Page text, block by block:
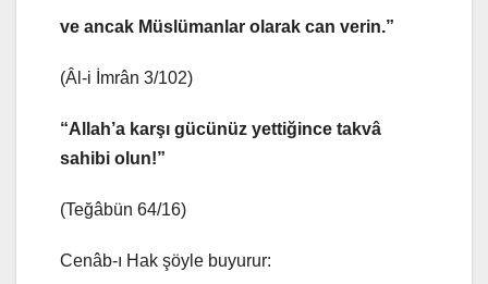
ve ancak Müslümanlar olarak can verin.”
(Âl-i İmrân 3/102)
“Allah’a karşı gücünüz yettiğince takvâ
sahibi olun!”
(Teğâbün 64/16)
Cenâb-ı Hak şöyle buyurur: